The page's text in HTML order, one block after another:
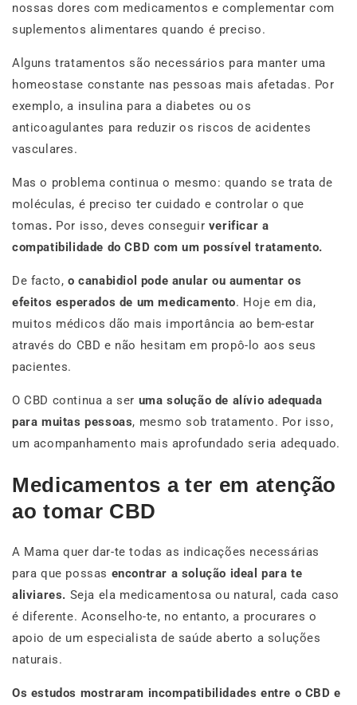
nossas dores com medicamentos e complementar com
suplementos alimentares quando é preciso.
Alguns tratamentos são necessários para manter uma
homeostase constante nas pessoas mais afetadas. Por
exemplo, a insulina para a diabetes ou os
anticoagulantes para reduzir os riscos de acidentes
vasculares.
Mas o problema continua o mesmo: quando se trata de
moléculas, é preciso ter cuidado e controlar o que
tomas. Por isso, deves conseguir verificar a
compatibilidade do CBD com um possível tratamento.
De facto, o canabidiol pode anular ou aumentar os
efeitos esperados de um medicamento. Hoje em dia,
muitos médicos dão mais importância ao bem-estar
através do CBD e não hesitam em propô-lo aos seus
pacientes.
O CBD continua a ser uma solução de alívio adequada
para muitas pessoas, mesmo sob tratamento. Por isso,
um acompanhamento mais aprofundado seria adequado.
Medicamentos a ter em atenção
ao tomar CBD
A Mama quer dar-te todas as indicações necessárias
para que possas encontrar a solução ideal para te
aliviares. Seja ela medicamentosa ou natural, cada caso
é diferente. Aconselho-te, no entanto, a procurares o
apoio de um especialista de saúde aberto a soluções
naturais.
Os estudos mostraram incompatibilidades entre o CBD e